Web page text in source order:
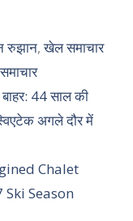
रुझान,खेल समाचार
44 साल की
अगले दौर में
Chalet
Season